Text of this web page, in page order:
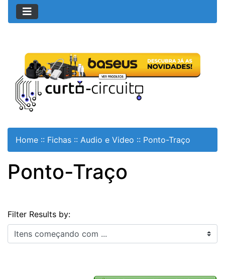
Home :: Fichas :: Audio e Video :: Ponto-Traço
Ponto-Traço
Filter Results by:
Itens começando com ...